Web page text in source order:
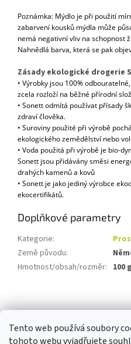
Tento web používá soubory
tohoto webu vyjadřujete
Poznámka: Mýdlo je při použití
zabarvení kousků mýdla může
nemá negativní vliv na schopnost
Nahnědlá barva, která se pak
Zásady ekologické drogerie
• Výrobky jsou 100%
zcela rozloží na běžné přírodní
• Sonett odmítá používat přísady
zdraví člověka.
• Suroviny použité při výrobě
ekologického zemědělství nebo
• Voda použitá při výrobě je bio-
Sonett jsou přidávány směsi
drahých kamenů a kovů
• Sonett je jako jediný výrobce
ekocertifikátů.
Doplňkové parametry
Kategorie:
Země původu:
Hmotnost/obsah/rozměr: 100 g
á